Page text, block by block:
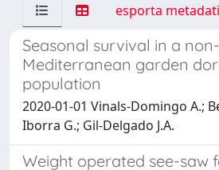
esporta metadati
Seasonal survival in a
Mediterranean garden
population
2020-01-01 Vinals-Domingo A.;
Iborra G.; Gil-Delgado J.A.
Weight operated see-saw